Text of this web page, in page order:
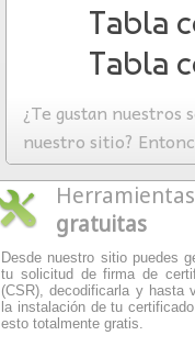
Tabla
Tabla
¿Te gustan nuestros
nuestro sitio?
Herramientas
gratuitas
Desde nuestro sitio puedes
tu solicitud de firma de
(CSR), decodificarla y hasta
la instalación de tu
esto totalmente gratis.